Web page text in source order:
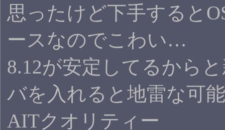
思ったけど下手すると
ースなのでこわい…
8.12が安定してるから
バを入れると地雷な可
AITクオリティー